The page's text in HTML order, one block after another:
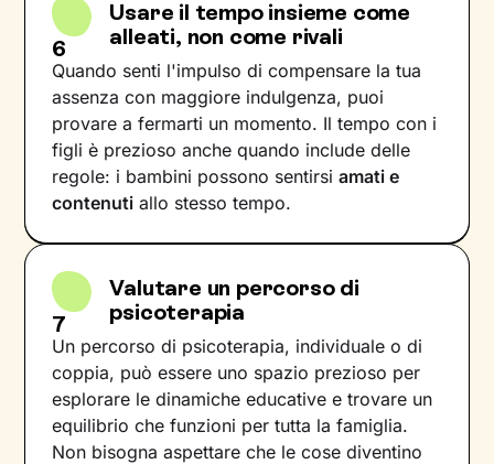
6
Usare il tempo insieme come
alleati, non come rivali
Quando senti l'impulso di compensare la tua
assenza con maggiore indulgenza, puoi
provare a fermarti un momento. Il tempo con i
figli è prezioso anche quando include delle
regole: i bambini possono sentirsiamati e
contenuti allo stesso tempo.
7
Valutare un percorso di
psicoterapia
Un percorso di psicoterapia, individuale o di
coppia, può essere uno spazio prezioso per
esplorare le dinamiche educative e trovare un
equilibrio che funzioni per tutta la famiglia.
Non bisogna aspettare che le cose diventino